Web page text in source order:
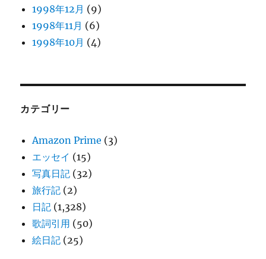
1998年12月 (9)
1998年11月 (6)
1998年10月 (4)
カテゴリー
Amazon Prime (3)
エッセイ (15)
写真日記 (32)
旅行記 (2)
日記 (1,328)
歌詞引用 (50)
絵日記 (25)